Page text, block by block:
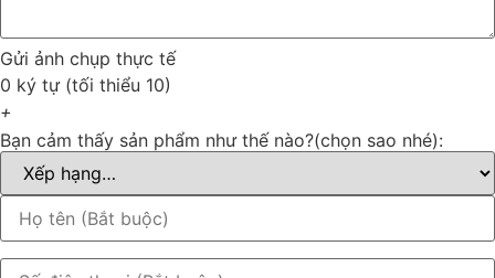
Gửi ảnh chụp thực tế
0 ký tự (tối thiểu 10)
+
Bạn cảm thấy sản phẩm như thế nào?(chọn sao nhé):